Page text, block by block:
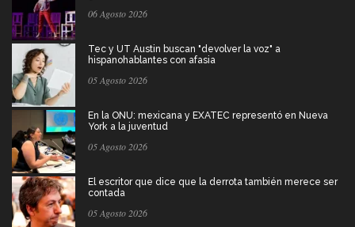
06 Agosto 2026
Tec y UT Austin buscan "devolver la voz" a
hispanohablantes con afasia
05 Agosto 2026
En la ONU: mexicana y EXATEC representó en Nueva
York a la juventud
05 Agosto 2026
El escritor que dice que la derrota también merece ser
contada
05 Agosto 2026